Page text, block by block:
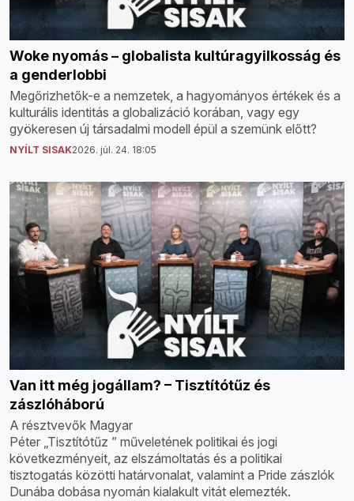
Woke nyomás – globalista kultúragyilkosság és
a genderlobbi
Megőrizhetők-e a nemzetek, a hagyományos értékek és a
kulturális identitás a globalizáció korában, vagy egy
gyökeresen új társadalmi modell épül a szemünk előtt?
NYÍLT SISAK2026. júl. 24. 18:05
Van itt még jogállam? – Tisztítótűz és
zászlóháború
A résztvevők Magyar
Péter „Tisztítótűz ” műveletének politikai és jogi
következményeit, az elszámoltatás és a politikai
tisztogatás közötti határvonalat, valamint a Pride zászlók
Dunába dobása nyomán kialakult vitát elemezték.